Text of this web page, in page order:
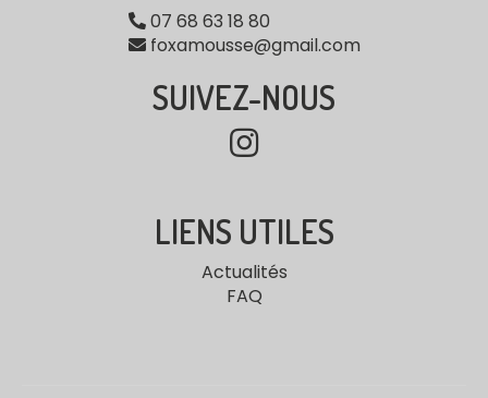
07 68 63 18 80
foxamousse@gmail.com
SUIVEZ-NOUS
LIENS UTILES
Actualités
FAQ